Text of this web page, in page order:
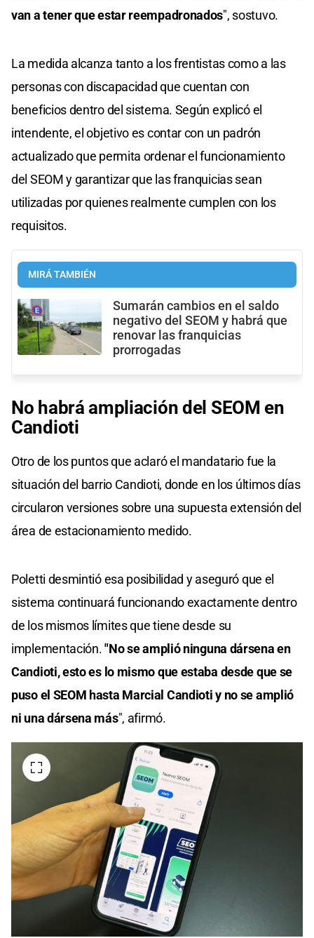
van a tener que estar reempadronados", sostuvo.
La medida alcanza tanto a los frentistas como a las
personas con discapacidad que cuentan con
beneficios dentro del sistema. Según explicó el
intendente, el objetivo es contar con un padrón
actualizado que permita ordenar el funcionamiento
del SEOM y garantizar que las franquicias sean
utilizadas por quienes realmente cumplen con los
requisitos.
MIRÁ TAMBIÉN
Sumarán cambios en el saldo
negativo del SEOM y habrá que
renovar las franquicias
prorrogadas
No habrá ampliación del SEOM en
Candioti
Otro de los puntos que aclaró el mandatario fue la
situación del barrio Candioti, donde en los últimos días
circularon versiones sobre una supuesta extensión del
área de estacionamiento medido.
Poletti desmintió esa posibilidad y aseguró que el
sistema continuará funcionando exactamente dentro
de los mismos límites que tiene desde su
implementación."No se amplió ninguna dársena en
Candioti, esto es lo mismo que estaba desde que se
puso el SEOM hasta Marcial Candioti y no se amplió
ni una dársena más", afirmó.